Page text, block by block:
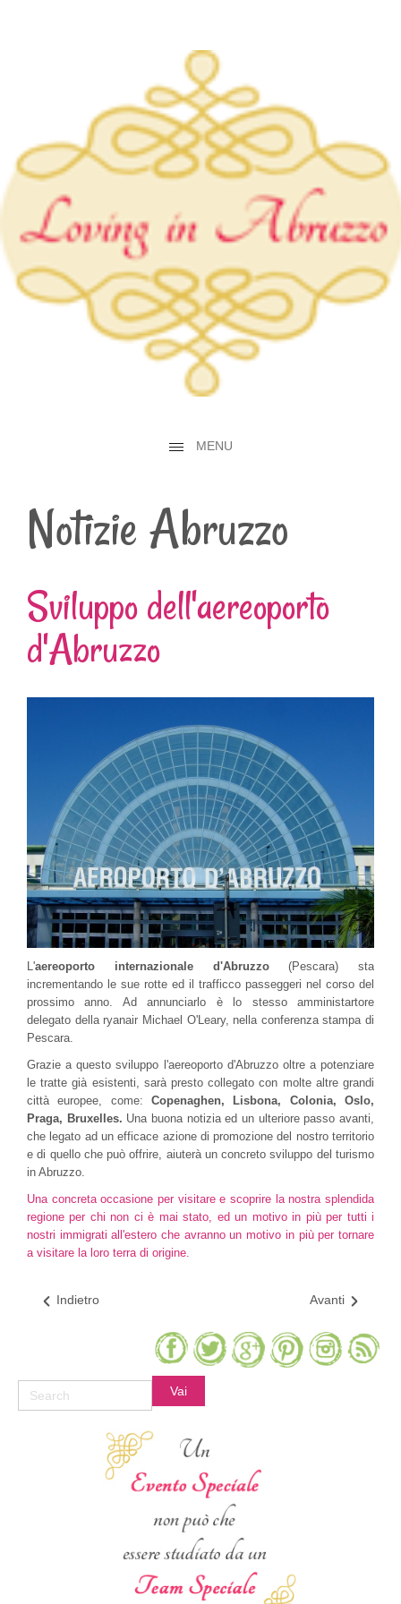
MENU
Notizie Abruzzo
Sviluppo dell'aereoporto
d'Abruzzo
L'aereoporto internazionale d'Abruzzo(Pescara) sta
incrementando le sue rotte ed il trafficco passeggeri nel corso del
prossimo anno. Ad annunciarlo è lo stesso amministartore
delegato della ryanair Michael O'Leary, nella conferenza stampa di
Pescara.
Grazie a questo sviluppo l'aereoporto d'Abruzzo oltre a potenziare
le tratte già esistenti, sarà presto collegato con molte altre grandi
città europee, come: Copenaghen, Lisbona, Colonia, Oslo,
Praga, Bruxelles. Una buona notizia ed un ulteriore passo avanti,
che legato ad un efficace azione di promozione del nostro territorio
e di quello che può offrire, aiuterà un concreto sviluppo del turismo
in Abruzzo.
Una concreta occasione per visitare e scoprire la nostra splendida
regione per chi non ci è mai stato, ed un motivo in più per tutti i
nostri immigrati all'estero che avranno un motivo in più per tornare
a visitare la loro terra di origine.
Indietro Avanti